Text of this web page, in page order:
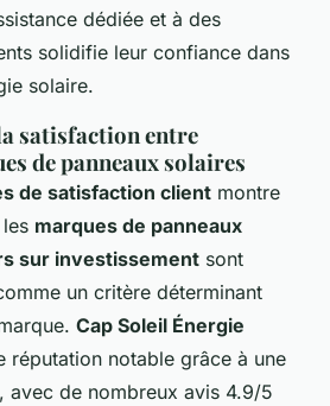
dédiée et à des
solidifie leur confiance dans
solaire.
satisfaction entre
de panneaux solaires
de satisfaction client montre
marques de panneaux
sur investissement sont
un critère déterminant
Cap Soleil Énergie
réputation notable grâce à une
, avec de nombreux avis 4.9/5